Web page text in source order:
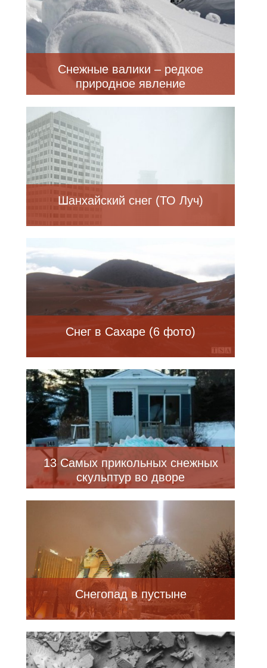
Снежные валики – редкое
природное явление
Шанхайский снег (ТО Луч)
Снег в Сахаре (6 фото)
13 Самых прикольных снежных
скульптур во дворе
Снегопад в пустыне